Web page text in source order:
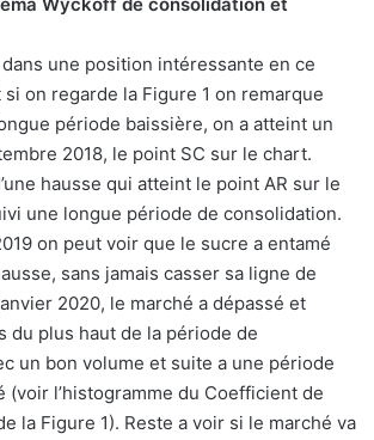
Wyckoff de consolidation et
dans une position intéressante en ce
on regarde la Figure 1 on remarque
période baissière, on a atteint un
2018, le point SC sur le chart.
hausse qui atteint le point AR sur le
une longue période de consolidation.
on peut voir que le sucre a entamé
sans jamais casser sa ligne de
2020, le marché a dépassé et
du plus haut de la période de
un bon volume et suite a une période
(voir l’histogramme du Coefficient de
la Figure 1). Reste a voir si le marché va